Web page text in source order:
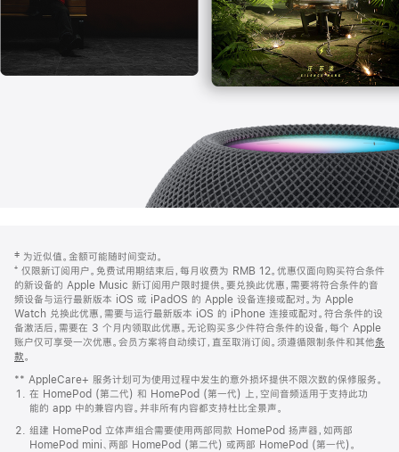
页
页
脚
注
‡ 为近似值。金额可能随时间变动。
⁺ 仅限新订阅用户。免费试用期结束后，每月收费为 RMB 12。优惠仅面向购买符合条件
的新设备的 Apple Music 新订阅用户限时提供。要兑换此优惠，需要将符合条件的音
频设备与运行最新版本 iOS 或 iPadOS 的 Apple 设备连接或配对。为 Apple
Watch 兑换此优惠，需要与运行最新版本 iOS 的 iPhone 连接或配对。符合条件的设
备激活后，需要在 3 个月内领取此优惠。无论购买多少件符合条件的设备，每个 Apple
账户仅可享受一次优惠。会员方案将自动续订，直至取消订阅。须遵循限制条件和其他条
款。
窗
口
中
打
开)
** AppleCare+ 服务计划可为使用过程中发生的意外损坏提供不限次数的保修服务。
在 HomePod (第二代) 和 HomePod (第一代) 上，空间音频适用于支持此功
能的 app 中的兼容内容。并非所有内容都支持杜比全景声。
组建 HomePod 立体声组合需要使用两部同款 HomePod 扬声器，如两部
HomePod mini、两部 HomePod (第二代) 或两部 HomePod (第一代)。